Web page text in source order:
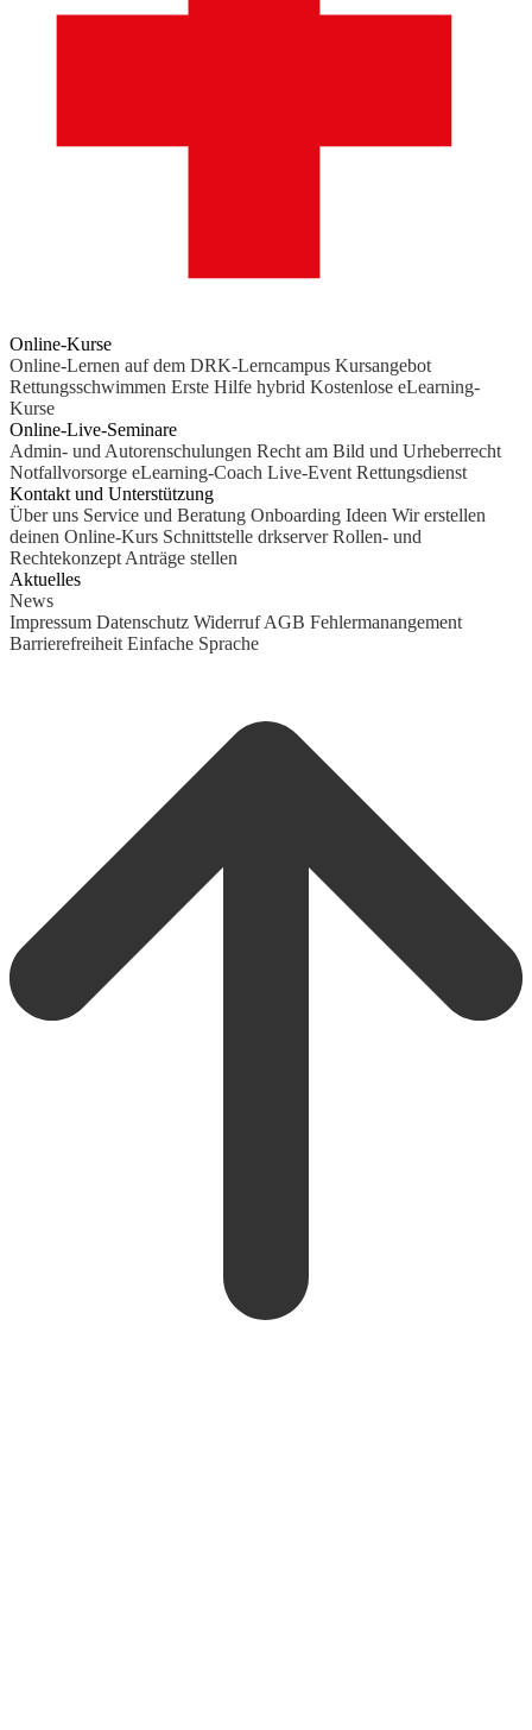
Online-Kurse
Online-Lernen auf dem DRK-Lerncampus Kursangebot
Rettungsschwimmen Erste Hilfe hybrid Kostenlose eLearning-
Kurse
Online-Live-Seminare
Admin- und Autorenschulungen Recht am Bild und Urheberrecht
Notfallvorsorge eLearning-Coach Live-Event Rettungsdienst
Kontakt und Unterstützung
Über uns Service und Beratung Onboarding Ideen Wir erstellen
deinen Online-Kurs Schnittstelle drkserver Rollen- und
Rechtekonzept Anträge stellen
Aktuelles
News
Impressum Datenschutz Widerruf AGB Fehlermanangement
Barrierefreiheit Einfache Sprache